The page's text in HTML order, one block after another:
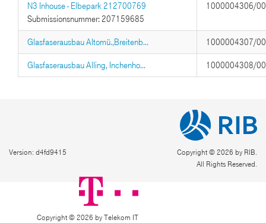
N3 Inhouse - Elbepark 212700769
Submissionsnummer: 207159685
1000004306/
Glasfaserausbau Altomü.,Breitenb... 1000004307/
Glasfaserausbau Alling, Inchenho... 1000004308/
Version: d4fd9415
Copyright © 2026 by RIB.
All Rights Reserved.
Copyright © 2026 by Telekom IT